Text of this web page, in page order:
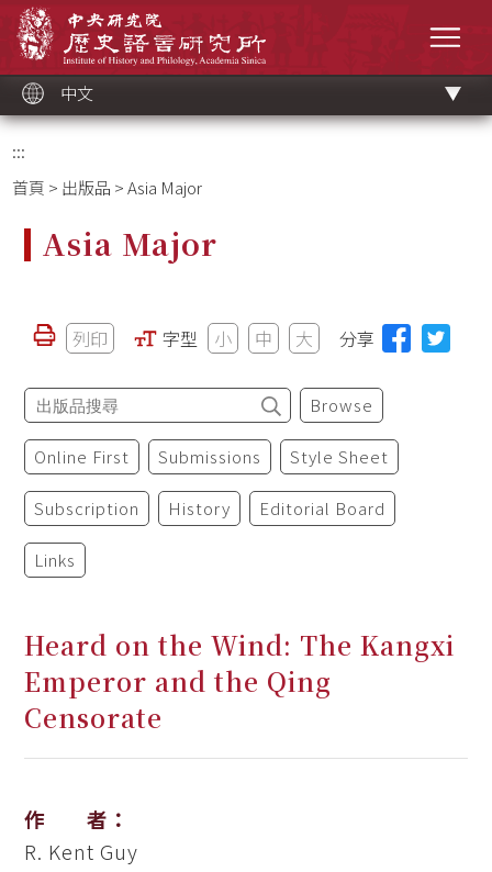
中文
:::
首頁 > 出版品 > Asia Major
Asia Major
列印 字型 小 中 大 分享
Browse
Online First Submissions Style Sheet
Subscription History Editorial Board
Links
Heard on the Wind: The Kangxi
Emperor and the Qing
Censorate
作 者：
R. Kent Guy